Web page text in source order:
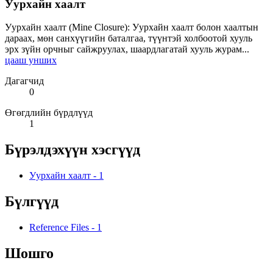
Уурхайн хаалт
Уурхайн хаалт (Mine Closure): Уурхайн хаалт болон хаалтын
дараах, мөн санхүүгийн баталгаа, түүнтэй холбоотой хууль
эрх зүйн орчныг сайжруулах, шаардлагатай хууль журам...
цааш унших
Дагагчид
0
Өгөгдлийн бүрдлүүд
1
Бүрэлдэхүүн хэсгүүд
Уурхайн хаалт - 1
Бүлгүүд
Reference Files - 1
Шошго